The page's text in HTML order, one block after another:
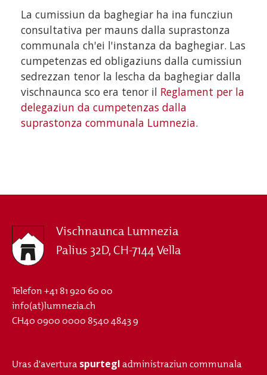
La cumissiun da baghegiar ha ina funcziun
consultativa per mauns dalla suprastonza
communala ch'ei l'instanza da baghegiar. Las
cumpetenzas ed obligaziuns dalla cumissiun
sedrezzan tenor la lescha da baghegiar dalla
vischnaunca sco era tenor il Reglament per la
delegaziun da cumpetenzas dalla
suprastonza communala Lumnezia.
Vischnaunca Lumnezia
Palius 32D, CH-7144 Vella
Telefon+41 81 920 60 00
info(at)lumnezia.ch
CH40 0900 0000 8540 4843 9
Uras d'averturaspurtegladministraziun communala